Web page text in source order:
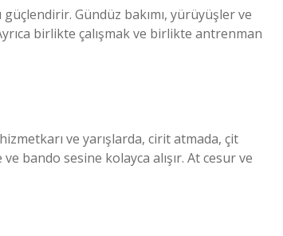
Gündüz bakımı, yürüyüşler ve
birlikte çalışmak ve birlikte antrenman
ve yarışlarda, cirit atmada, çit
bando sesine kolayca alışır. At cesur ve